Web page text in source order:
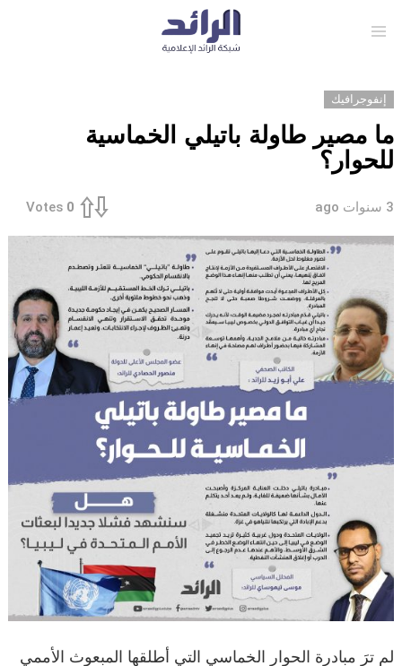
إنفوجرافيك
ما مصير طاولة باتيلي الخماسية
للحوار؟
3 سنوات ago 0
Votes
لم ترَ مبادرة الحوار الخماسي التي أطلقها المبعوث الأممي